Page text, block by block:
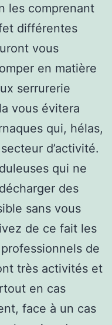
les comprenant
différentes
vous
en matière
serrurerie
vous évitera
qui, hélas,
d’activité.
qui ne
des
sans vous
de ce fait les
de
très activités et
en cas
face à un cas